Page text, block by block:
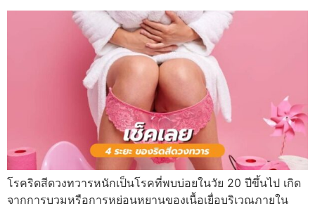
โรคริดสีดวงทวารหนักเป็นโรคที่พบบ่อยในวัย 20 ปีขึ้นไป เกิด
จากการบวมหรือการหย่อนหยานของเนื้อเยื่อบริเวณภายใน